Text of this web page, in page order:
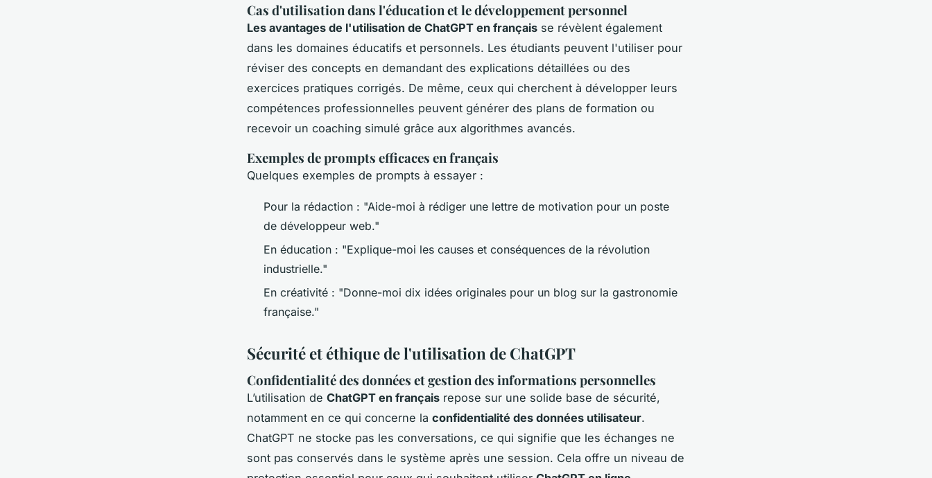
Cas d'utilisation dans l'éducation et le développement personnel
Les avantages de l'utilisation de ChatGPT en français se révèlent également
dans les domaines éducatifs et personnels. Les étudiants peuvent l'utiliser pour
réviser des concepts en demandant des explications détaillées ou des
exercices pratiques corrigés. De même, ceux qui cherchent à développer leurs
compétences professionnelles peuvent générer des plans de formation ou
recevoir un coaching simulé grâce aux algorithmes avancés.
Exemples de prompts efficaces en français
Quelques exemples de prompts à essayer :
Pour la rédaction : "Aide-moi à rédiger une lettre de motivation pour un poste
de développeur web."
En éducation : "Explique-moi les causes et conséquences de la révolution
industrielle."
En créativité : "Donne-moi dix idées originales pour un blog sur la gastronomie
française."
Sécurité et éthique de l'utilisation de ChatGPT
Confidentialité des données et gestion des informations personnelles
L’utilisation de ChatGPT en français repose sur une solide base de sécurité,
notamment en ce qui concerne la confidentialité des données utilisateur.
ChatGPT ne stocke pas les conversations, ce qui signifie que les échanges ne
sont pas conservés dans le système après une session. Cela offre un niveau de